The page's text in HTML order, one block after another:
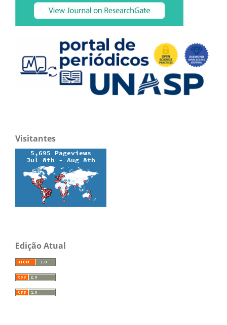
Visitantes
Edição Atual